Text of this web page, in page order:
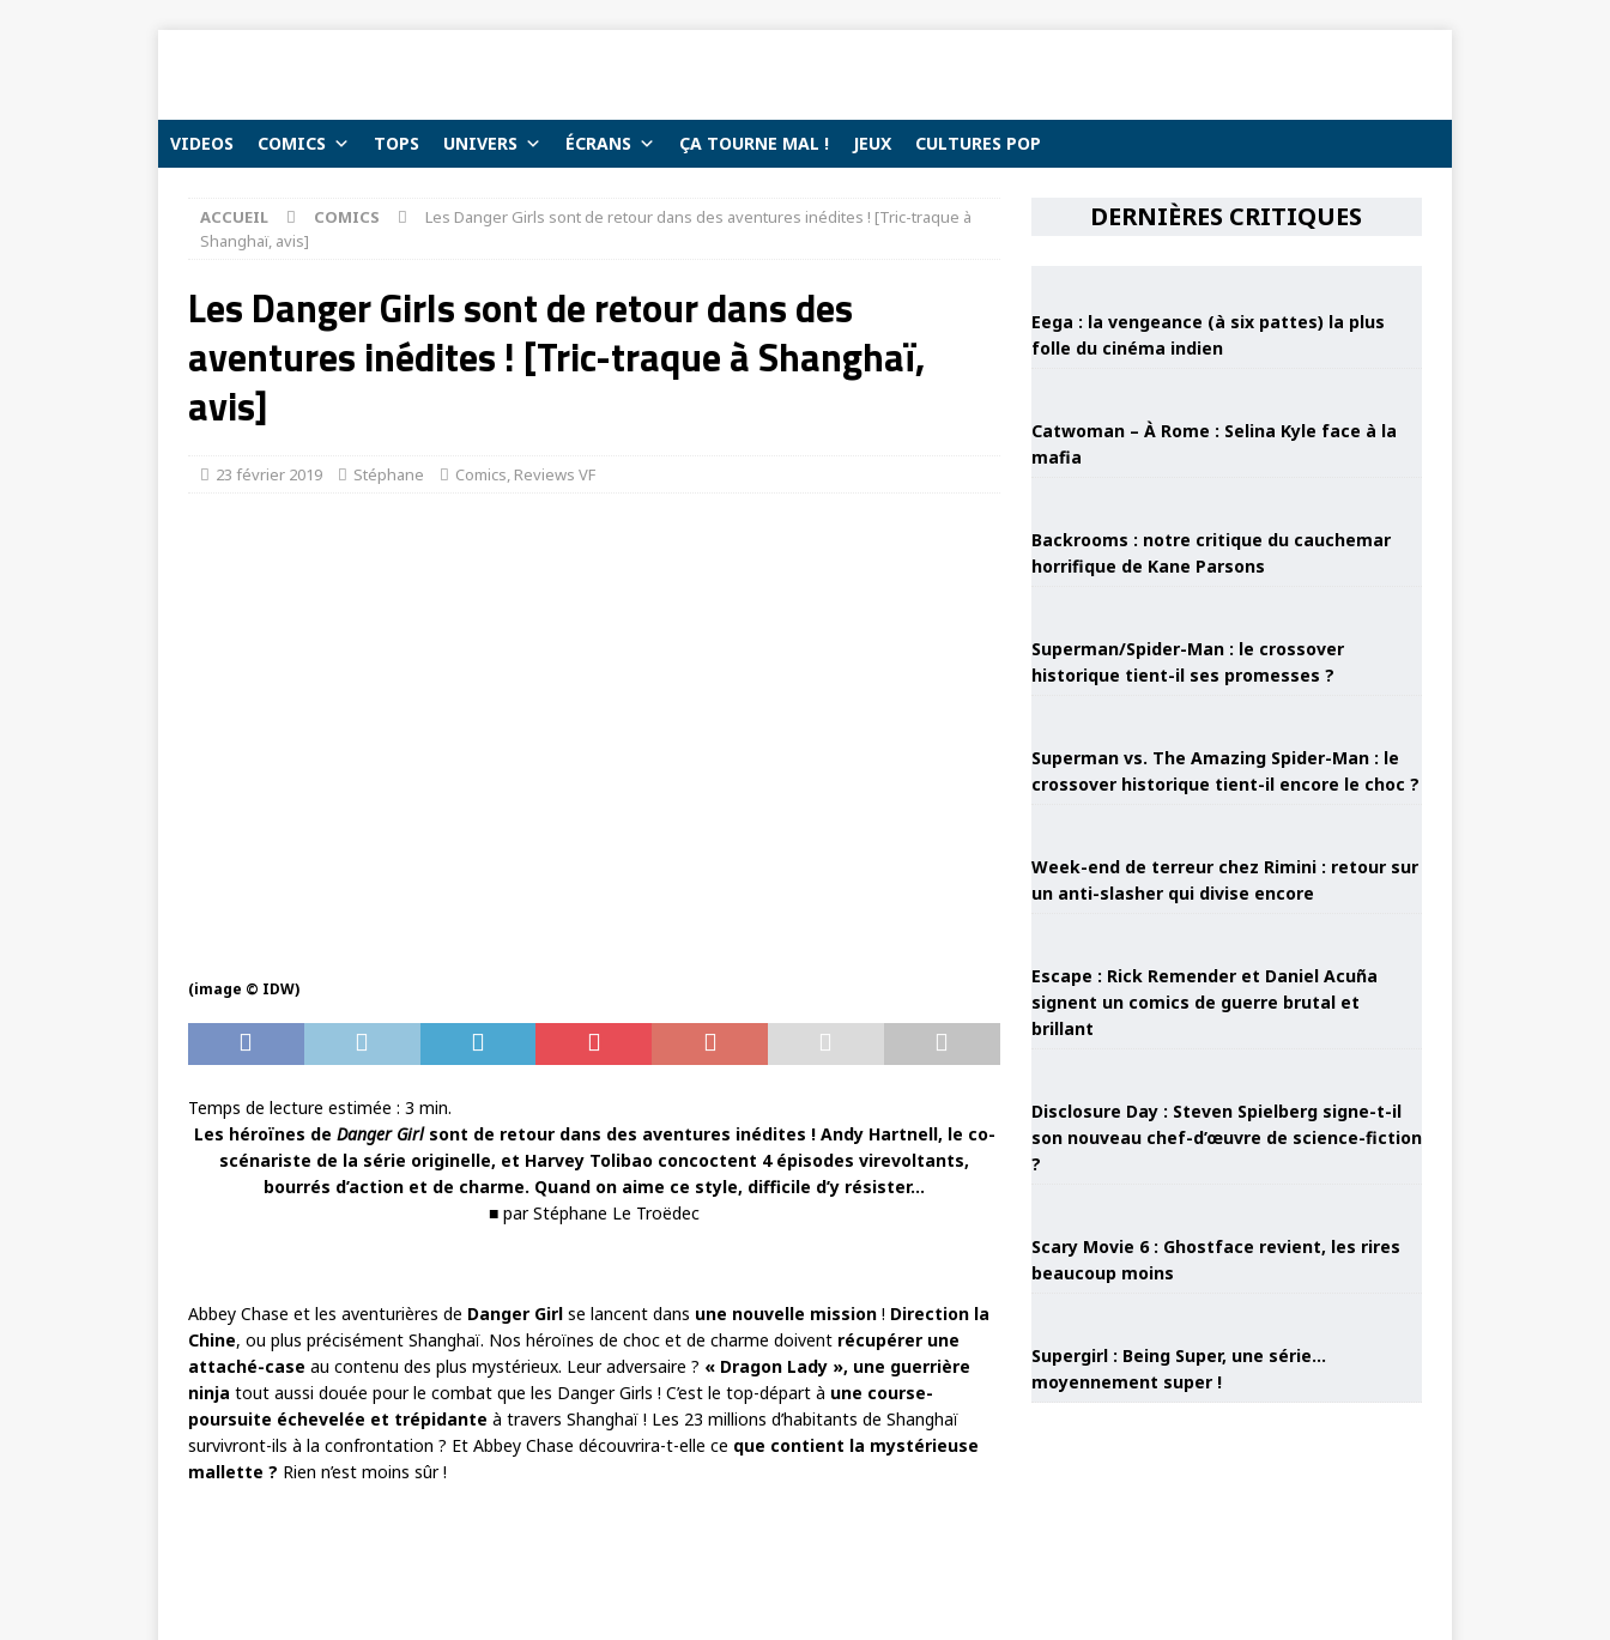
VIDEOS COMICS TOPS UNIVERS ÉCRANS ÇA TOURNE MAL ! JEUX CULTURES POP
ACCUEIL COMICS
Les Danger Girls sont de retour dans des aventures inédites ! [Tric-traque à
Shanghaï, avis]
Les Danger Girls sont de retour dans des
aventures inédites ! [Tric-traque à Shanghaï,
avis]
23 février 2019 Stéphane Comics, Reviews VF
(image © IDW)
Temps de lecture estimée : 3 min.
Les héroïnes de Danger Girlsont de retour dans des aventures inédites ! Andy Hartnell, le co-
scénariste de la série originelle, et Harvey Tolibao concoctent 4 épisodes virevoltants,
bourrés d’action et de charme. Quand on aime ce style, difficile d’y résister…
■ par Stéphane Le Troëdec
Abbey Chase et les aventurières de Danger Girl se lancent dans une nouvelle mission ! Direction la
Chine, ou plus précisément Shanghaï. Nos héroïnes de choc et de charme doivent récupérer une
attaché-case au contenu des plus mystérieux. Leur adversaire ? « Dragon Lady », une guerrière
ninja tout aussi douée pour le combat que les Danger Girls ! C’est le top-départ à une course-
poursuite échevelée et trépidante à travers Shanghaï ! Les 23 millions d’habitants de Shanghaï
survivront-ils à la confrontation ? Et Abbey Chase découvrira-t-elle ce que contient la mystérieuse
mallette ? Rien n’est moins sûr !
DERNIÈRES CRITIQUES
Eega : la vengeance (à six pattes) la plus
folle du cinéma indien
Catwoman – À Rome : Selina Kyle face à la
mafia
Backrooms : notre critique du cauchemar
horrifique de Kane Parsons
Superman/Spider-Man : le crossover
historique tient-il ses promesses ?
Superman vs. The Amazing Spider-Man : le
crossover historique tient-il encore le choc ?
Week-end de terreur chez Rimini : retour sur
un anti-slasher qui divise encore
Escape : Rick Remender et Daniel Acuña
signent un comics de guerre brutal et
brillant
Disclosure Day : Steven Spielberg signe-t-il
son nouveau chef-d’œuvre de science-fiction
?
Scary Movie 6 : Ghostface revient, les rires
beaucoup moins
Supergirl : Being Super, une série…
moyennement super !